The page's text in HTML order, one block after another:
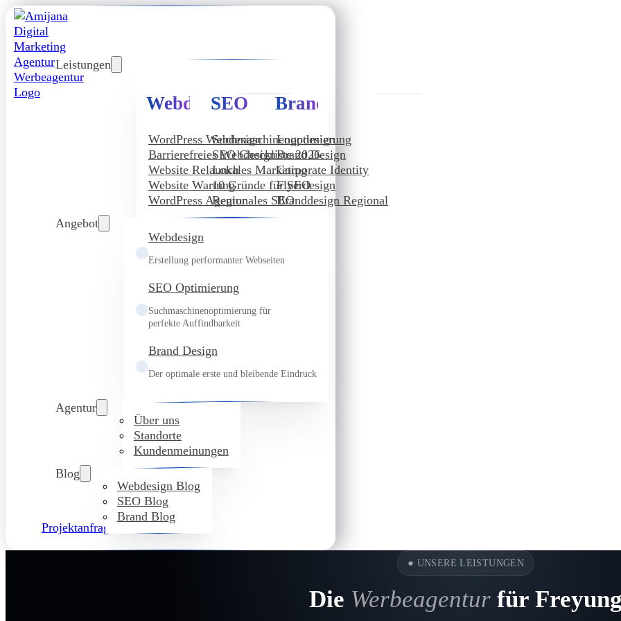
Leistungen
Webdesign
WordPress Webdesign
Barrierefreies Webdesign
Website Relaunch
Website Wartung
WordPress Agentur
SEO
Suchmaschinenoptimierung
SEO Checkliste 2026
Lokales Marketing
10 Gründe für SEO
Regionales SEO
Branddesign
Logodesign
Brand Design
Corporate Identity
Flyerdesign
Branddesign Regional
Angebot
Webdesign
Erstellung performanter Webseiten
SEO Optimierung
Suchmaschinenoptimierung für
perfekte Auffindbarkeit
Brand Design
Der optimale erste und bleibende Eindruck
Agentur
Über uns
Standorte
Kundenmeinungen
Blog
Webdesign Blog
SEO Blog
Brand Blog
Projektanfrage
● UNSERE LEISTUNGEN
Die Werbeagentur für